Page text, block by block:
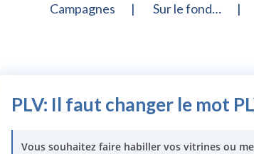
Campagnes Sur le fond…
PLV: Il faut changer le mot
Vous souhaitez faire habiller vos vitrines ou